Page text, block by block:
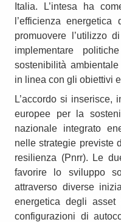
Italia. L’intesa ha
l’efficienza energetica
promuovere l’utilizzo
implementare
sostenibilità
in linea con gli obiettivi
L’accordo si inserisce,
europee per la
nazionale integrato
nelle strategie previste
resilienza (Pnrr). Le
favorire lo sviluppo
attraverso diverse
energetica degli asset
configurazioni di